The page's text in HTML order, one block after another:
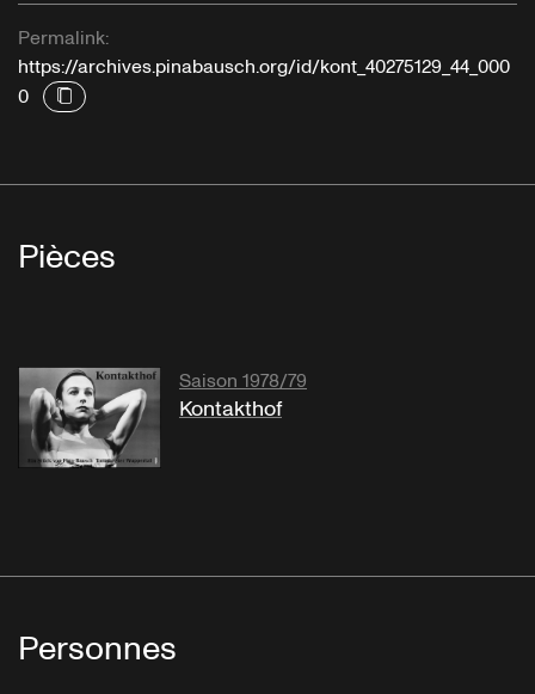
Permalink:
https://archives.pinabausch.org/id/kont_40275129_44_000
0
Pièces
Saison 1978/79
Kontakthof
Personnes